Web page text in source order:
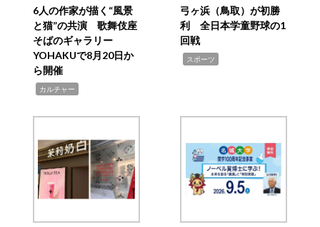
6人の作家が描く“風景
と猫”の共演 歌舞伎座
そばのギャラリー
YOHAKUで8月20日か
ら開催
カルチャー
弓ヶ浜（鳥取）が初勝
利 全日本学童野球の1
回戦
スポーツ